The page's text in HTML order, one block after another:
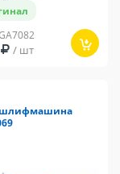
/ шт
шлифмашина